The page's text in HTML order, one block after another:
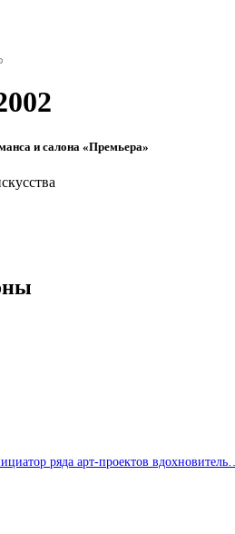
и салона «Пре­мьера»
ряда арт-проектов вдох­но­ви­тель…